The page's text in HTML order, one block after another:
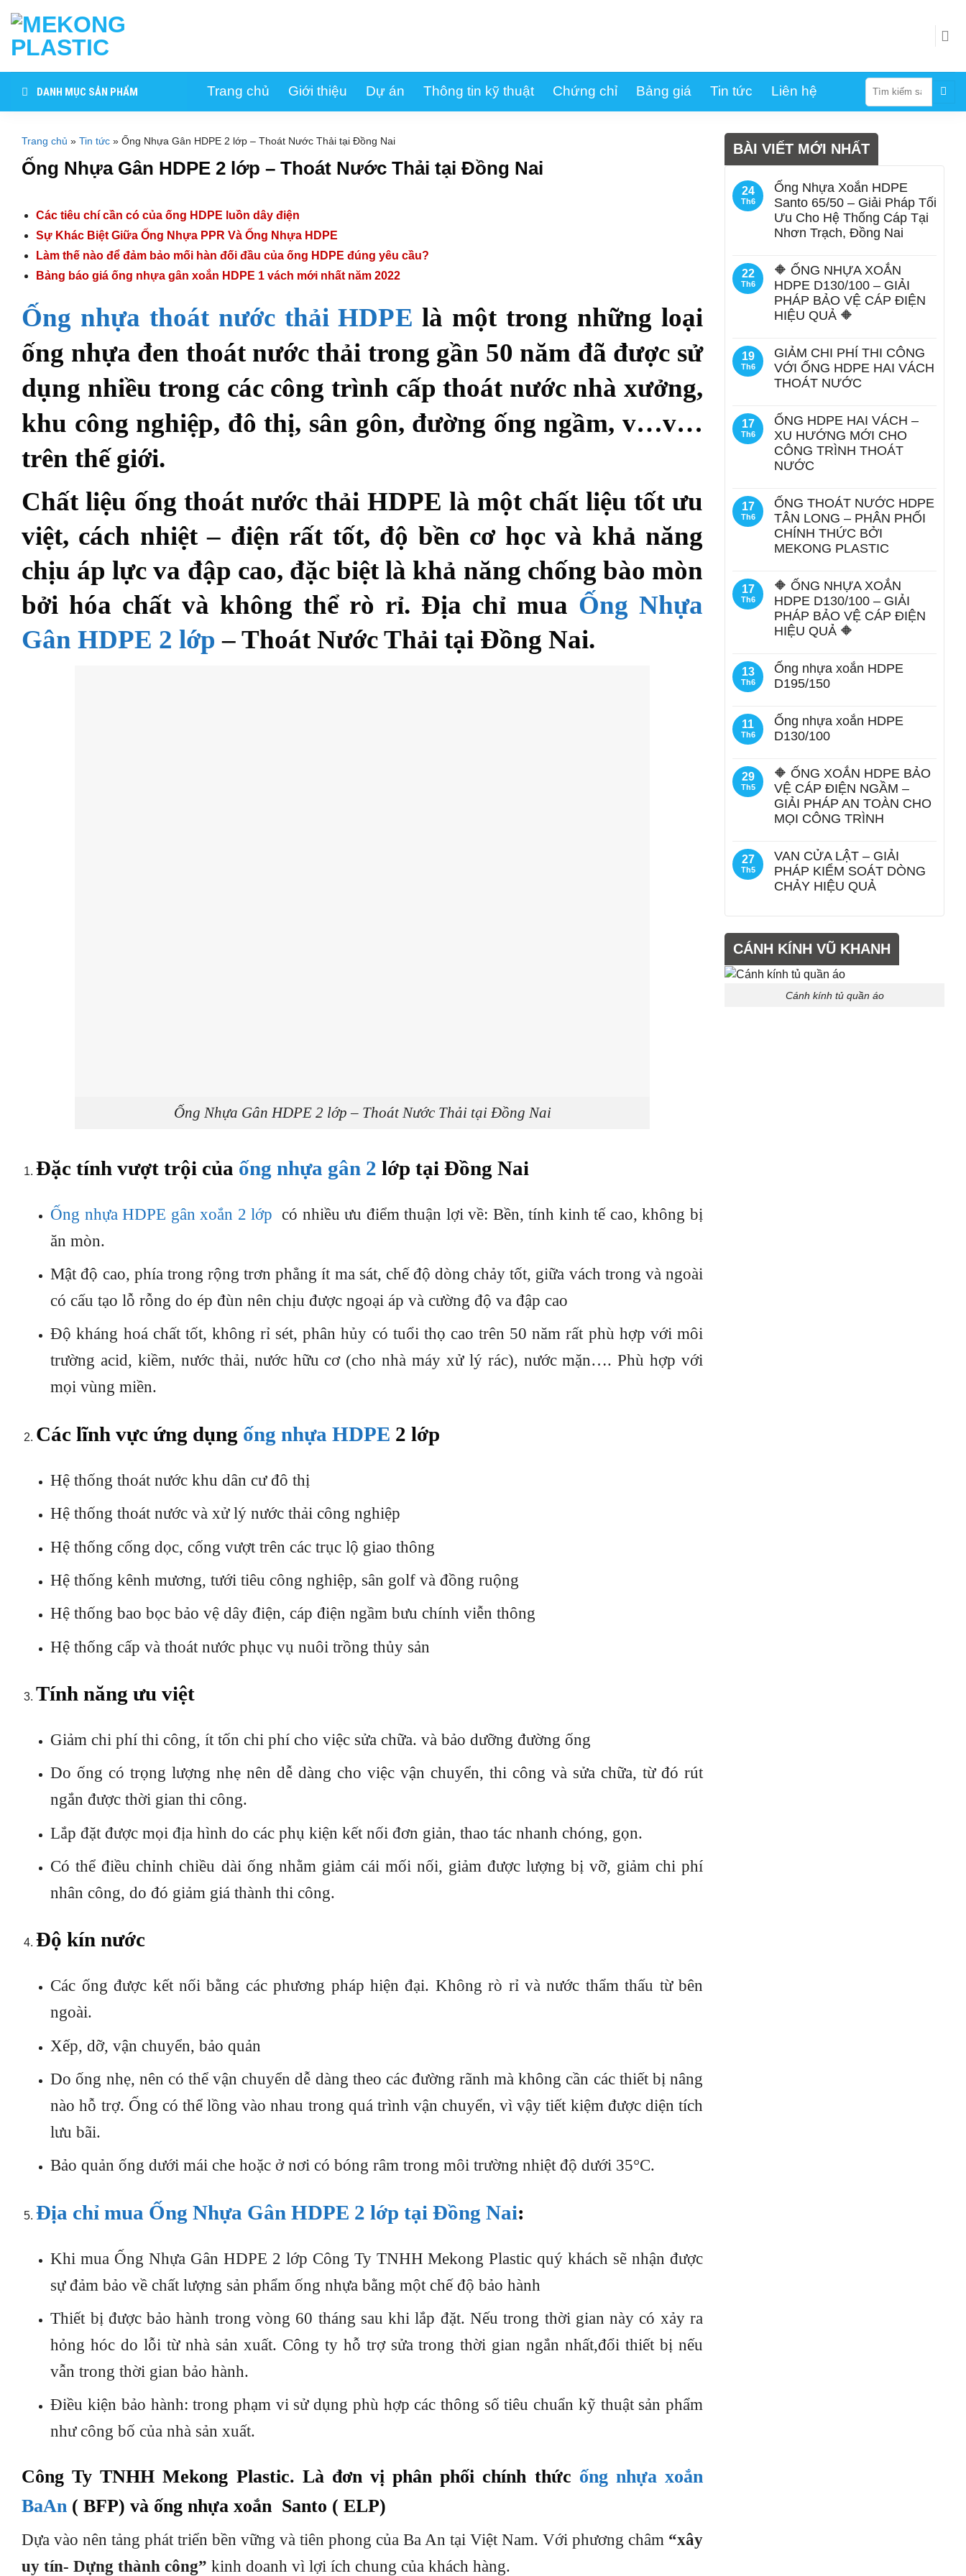
content
DANH MỤC SẢN PHẨM Trang chủ Giới thiệu Dự án Thông tin kỹ thuật Chứng chỉ Bảng giá Tin tức Liên hệ
Tìm
kiếm:
Trang chủ » Tin tức » Ống Nhựa Gân HDPE 2 lớp – Thoát Nước Thải tại Đồng Nai
Ống Nhựa Gân HDPE 2 lớp – Thoát Nước Thải tại Đồng Nai
Các tiêu chí cần có của ống HDPE luồn dây điện
Sự Khác Biệt Giữa Ống Nhựa PPR Và Ống Nhựa HDPE
Làm thế nào để đảm bảo mối hàn đối đầu của ống HDPE đúng yêu cầu?
Bảng báo giá ống nhựa gân xoắn HDPE 1 vách mới nhất năm 2022
Ống nhựa thoát nước thải HDPE là một trong những loại
ống nhựa đen thoát nước thải trong gần 50 năm đã được sử
dụng nhiều trong các công trình cấp thoát nước nhà xưởng,
khu công nghiệp, đô thị, sân gôn, đường ống ngầm, v…v…
trên thế giới.
Chất liệu ống thoát nước thải HDPE là một chất liệu tốt ưu
việt, cách nhiệt – điện rất tốt, độ bền cơ học và khả năng
chịu áp lực va đập cao, đặc biệt là khả năng chống bào mòn
bởi hóa chất và không thể rò rỉ. Địa chỉ mua Ống Nhựa
Gân HDPE 2 lớp – Thoát Nước Thải tại Đồng Nai.
Ống Nhựa Gân HDPE 2 lớp – Thoát Nước Thải tại Đồng Nai
Đặc tính vượt trội của ống nhựa gân 2 lớp tại Đồng Nai
Ống nhựa HDPE gân xoắn 2 lớp có nhiều ưu điểm thuận lợi về: Bền, tính kinh tế cao, không bị
ăn mòn.
Mật độ cao, phía trong rộng trơn phẳng ít ma sát, chế độ dòng chảy tốt, giữa vách trong và ngoài
có cấu tạo lỗ rỗng do ép đùn nên chịu được ngoại áp và cường độ va đập cao
Độ kháng hoá chất tốt, không rỉ sét, phân hủy có tuổi thọ cao trên 50 năm rất phù hợp với môi
trường acid, kiềm, nước thải, nước hữu cơ (cho nhà máy xử lý rác), nước mặn…. Phù hợp với
mọi vùng miền.
Các lĩnh vực ứng dụng ống nhựa HDPE 2 lớp
Hệ thống thoát nước khu dân cư đô thị
Hệ thống thoát nước và xử lý nước thải công nghiệp
Hệ thống cống dọc, cống vượt trên các trục lộ giao thông
Hệ thống kênh mương, tưới tiêu công nghiệp, sân golf và đồng ruộng
Hệ thống bao bọc bảo vệ dây điện, cáp điện ngầm bưu chính viễn thông
Hệ thống cấp và thoát nước phục vụ nuôi trồng thủy sản
Tính năng ưu việt
Giảm chi phí thi công, ít tốn chi phí cho việc sửa chữa. và bảo dưỡng đường ống
Do ống có trọng lượng nhẹ nên dễ dàng cho việc vận chuyển, thi công và sửa chữa, từ đó rút
ngắn được thời gian thi công.
Lắp đặt được mọi địa hình do các phụ kiện kết nối đơn giản, thao tác nhanh chóng, gọn.
Có thể điều chỉnh chiều dài ống nhằm giảm cái mối nối, giảm được lượng bị vỡ, giảm chi phí
nhân công, do đó giảm giá thành thi công.
Độ kín nước
Các ống được kết nối bằng các phương pháp hiện đại. Không rò rỉ và nước thẩm thấu từ bên
ngoài.
Xếp, dỡ, vận chuyển, bảo quản
Do ống nhẹ, nên có thể vận chuyển dễ dàng theo các đường rãnh mà không cần các thiết bị nâng
nào hỗ trợ. Ống có thể lồng vào nhau trong quá trình vận chuyển, vì vậy tiết kiệm được diện tích
lưu bãi.
Bảo quản ống dưới mái che hoặc ở nơi có bóng râm trong môi trường nhiệt độ dưới 35°C.
Địa chỉ mua Ống Nhựa Gân HDPE 2 lớp tại Đồng Nai:
Khi mua Ống Nhựa Gân HDPE 2 lớp Công Ty TNHH Mekong Plastic quý khách sẽ nhận được
sự đảm bảo về chất lượng sản phẩm ống nhựa bằng một chế độ bảo hành
Thiết bị được bảo hành trong vòng 60 tháng sau khi lắp đặt. Nếu trong thời gian này có xảy ra
hỏng hóc do lỗi từ nhà sản xuất. Công ty hỗ trợ sửa trong thời gian ngắn nhất,đổi thiết bị nếu
vẫn trong thời gian bảo hành.
Điều kiện bảo hành: trong phạm vi sử dụng phù hợp các thông số tiêu chuẩn kỹ thuật sản phẩm
như công bố của nhà sản xuất.
Công Ty TNHH Mekong Plastic. Là đơn vị phân phối chính thức ống nhựa xoắn
BaAn ( BFP) và ống nhựa xoắn Santo ( ELP)
Dựa vào nên tảng phát triển bền vững và tiên phong của Ba An tại Việt Nam. Với phương châm “xây
uy tín- Dựng thành công” kinh doanh vì lợi ích chung của khách hàng.
BÀI VIẾT MỚI NHẤT
24
Th6
Ống Nhựa Xoắn HDPE
Santo 65/50 – Giải Pháp Tối
Ưu Cho Hệ Thống Cáp Tại
Nhơn Trạch, Đồng Nai
22
Th6
🔶 ỐNG NHỰA XOẮN
HDPE D130/100 – GIẢI
PHÁP BẢO VỆ CÁP ĐIỆN
HIỆU QUẢ 🔶
19
Th6
GIẢM CHI PHÍ THI CÔNG
VỚI ỐNG HDPE HAI VÁCH
THOÁT NƯỚC
17
Th6
ỐNG HDPE HAI VÁCH –
XU HƯỚNG MỚI CHO
CÔNG TRÌNH THOÁT
NƯỚC
17
Th6
ỐNG THOÁT NƯỚC HDPE
TÂN LONG – PHÂN PHỐI
CHÍNH THỨC BỞI
MEKONG PLASTIC
17
Th6
🔶 ỐNG NHỰA XOẮN
HDPE D130/100 – GIẢI
PHÁP BẢO VỆ CÁP ĐIỆN
HIỆU QUẢ 🔶
13
Th6
Ống nhựa xoắn HDPE
D195/150
11
Th6
Ống nhựa xoắn HDPE
D130/100
29
Th5
🔶 ỐNG XOẮN HDPE BẢO
VỆ CÁP ĐIỆN NGẦM –
GIẢI PHÁP AN TOÀN CHO
MỌI CÔNG TRÌNH
27
Th5
VAN CỬA LẬT – GIẢI
PHÁP KIỂM SOÁT DÒNG
CHẢY HIỆU QUẢ
CÁNH KÍNH VŨ KHANH
Cánh kính tủ quần áo